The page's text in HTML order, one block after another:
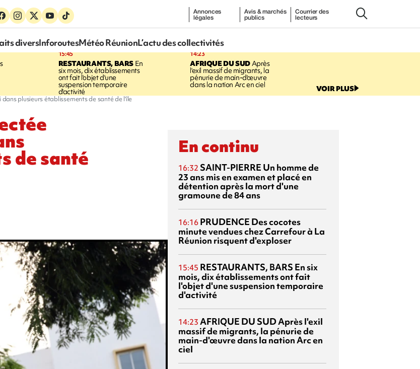
Annonces
légales
Avis & marchés
publics
Courrier des
lecteurs
diversInforoutesMétéo RéunionL’actu des collectivités
15:45
RESTAURANTS, BARS En
six mois, dix établissements
ont fait l'objet d'une
suspension temporaire
d'activité
14:23
AFRIQUE DU SUDAprès
l'exil massif de migrants, la
pénurie de main-d'œuvre
dans la nation Arc en ciel VOIR PLUS
plusieurs établissements de santé de l'île
de santé En continu
16:32 SAINT-PIERRE Un homme de
23 ans mis en examen et placé en
détention après la mort d'une
gramoune de 84 ans
16:16 PRUDENCE Des cocotes
minute vendues chez Carrefour à La
Réunion risquent d'exploser
15:45 RESTAURANTS, BARS En six
mois, dix établissements ont fait
l'objet d'une suspension temporaire
d'activité
14:23 AFRIQUE DU SUDAprès l'exil
massif de migrants, la pénurie de
main-d'œuvre dans la nation Arc en
ciel